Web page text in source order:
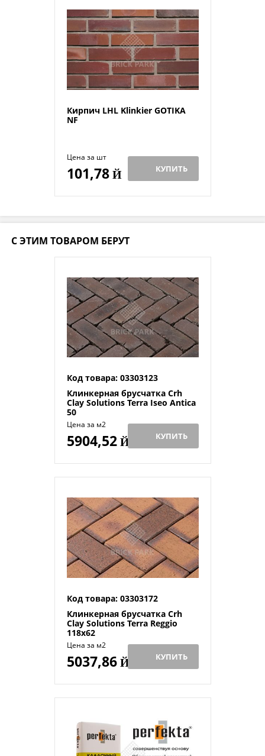
Кирпич LHL Klinkier GOTIKA
NF
Цена за шт
101,78Й КУПИТЬ
С ЭТИМ ТОВАРОМ БЕРУТ
Код товара: 03303123
Клинкерная брусчатка Crh
Clay Solutions Terra Iseo Antica
50
Цена за м2
5904,52Й КУПИТЬ
Код товара: 03303172
Клинкерная брусчатка Crh
Clay Solutions Terra Reggio
118x62
Цена за м2
5037,86Й КУПИТЬ